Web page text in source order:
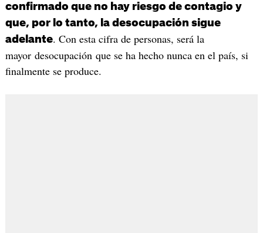
confirmado que no hay riesgo de contagio y
que, por lo tanto, la desocupación sigue
adelante. Con esta cifra de personas, será la
mayor desocupación que se ha hecho nunca en el país, si
finalmente se produce.